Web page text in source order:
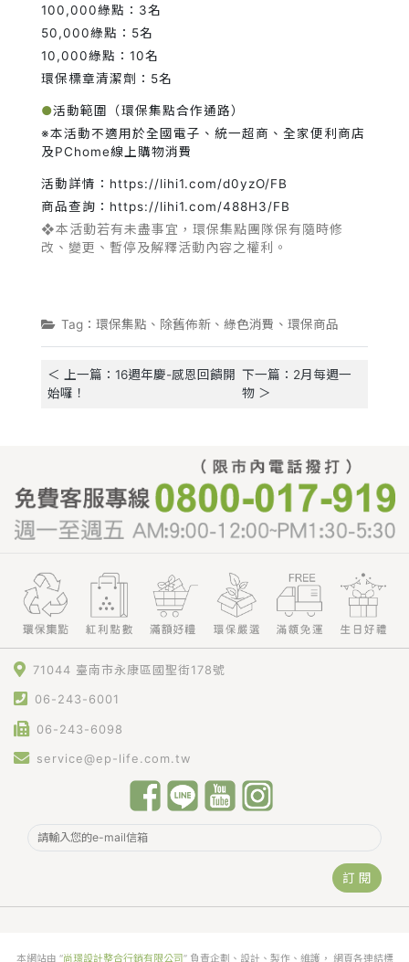
100,000綠點：3名
50,000綠點：5名
10,000綠點：10名
環保標章清潔劑：5名
●活動範圍（環保集點合作通路）
※本活動不適用於全國電子、統一超商、全家便利商店
及PChome線上購物消費
活動詳情：https://lihi1.com/d0yzO/FB
商品查詢：https://lihi1.com/488H3/FB
❖本活動若有未盡事宜，環保集點團隊保有隨時修
改、變更、暫停及解釋活動內容之權利。
Tag：環保集點、除舊佈新、綠色消費、環保商品
＜ 上一篇：16週年慶-感恩回饋開
始囉！
下一篇：2月每週一
物 ＞
71044 臺南市永康區國聖街178號
06-243-6001
06-243-6098
service@ep-life.com.tw
訂 閱
本網站由 “尚璟設計整合行銷有限公司” 負責企劃、設計、製作、維護， 網頁各連結標